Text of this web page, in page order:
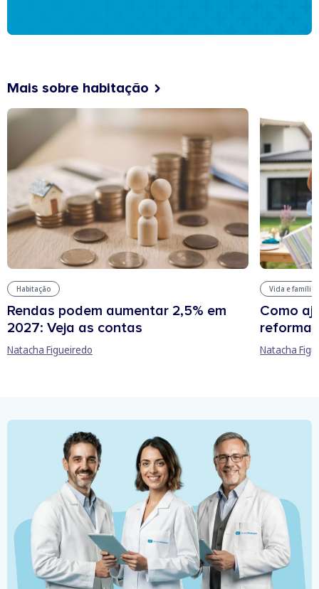
Mais sobre habitação
Habitação
Rendas podem aumentar 2,5% em
2027: Veja as contas
Natacha Figueiredo
Vida e família
Como
reforma
Natacha